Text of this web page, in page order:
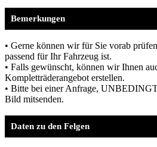
Bemerkungen
• Gerne können wir für Sie vorab
passend für Ihr Fahrzeug ist.
• Falls gewünscht, können wir Ihnen
Kompletträderangebot erstellen.
• Bitte bei einer Anfrage,
Bild mitsenden.
Daten zu den Felgen